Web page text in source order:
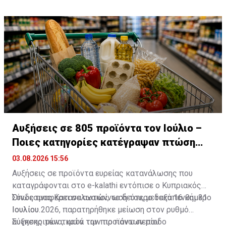
Αυξήσεις σε 805 προϊόντα τον Ιούλιο –
Ποιες κατηγορίες κατέγραψαν πτώση
τιμών
03.08.2026 15:56
Αυξήσεις σε προϊόντα ευρείας κατανάλωσης που
καταγράφονται στο e-kalathi εντόπισε ο Κυπριακός
Σύνδεσμος Καταναλωτών, το δεύτερο δεκαπενθήμερο
Ιουλίου.
Όπως αναφέρει σε ανακοίνωσή του, μεταξύ 16 και 31
Ιουλίου 2026, παρατηρήθηκε μείωση στον ρυθμό
αύξησης των τιμών των προϊόντων που
Συγκεκριμένα, κατά την πιο πάνω περίοδο